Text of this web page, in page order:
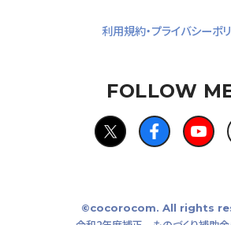
FOLLOW
利用規約・プライバシーポ
©cocorocom. All rights